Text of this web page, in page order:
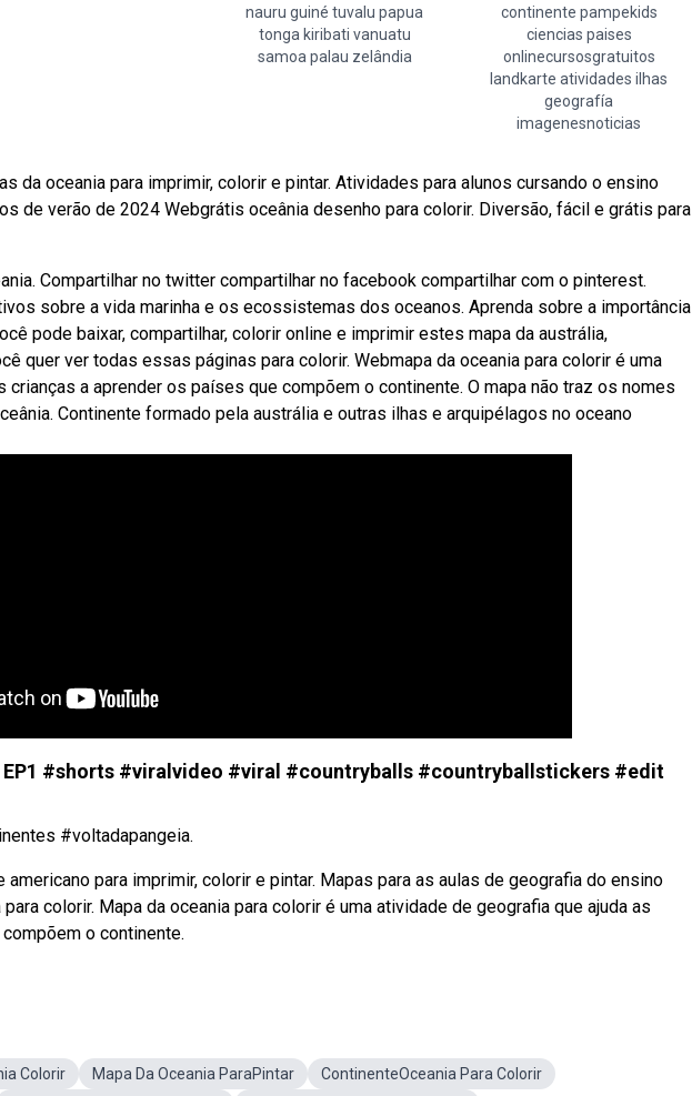
nauru guiné tuvalu papua
tonga kiribati vanuatu
samoa palau zelândia
continente pampekids
ciencias paises
onlinecursosgratuitos
landkarte atividades ilhas
geografía
imagenesnoticias
da oceania para imprimir, colorir e pintar. Atividades para alunos cursando o ensino
de verão de 2024 Webgrátis oceânia desenho para colorir. Diversão, fácil e grátis para
Compartilhar no twitter compartilhar no facebook compartilhar com o pinterest.
sobre a vida marinha e os ecossistemas dos oceanos. Aprenda sobre a importância
pode baixar, compartilhar, colorir online e imprimir estes mapa da austrália,
quer ver todas essas páginas para colorir. Webmapa da oceania para colorir é uma
crianças a aprender os países que compõem o continente. O mapa não traz os nomes
Continente formado pela austrália e outras ilhas e arquipélagos no oceano
EP1 #shorts #viralvideo #viral #countryballs #countryballstickers #edit
#voltadapangeia.
para imprimir, colorir e pintar. Mapas para as aulas de geografia do ensino
colorir. Mapa da oceania para colorir é uma atividade de geografia que ajuda as
o continente.
Colorir Mapa Da Oceania ParaPintar ContinenteOceania Para Colorir